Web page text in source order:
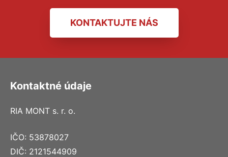
KONTAKTUJTE NÁS
Kontaktné údaje
RIA MONT s. r. o.
IČO: 53878027
DIČ: 2121544909